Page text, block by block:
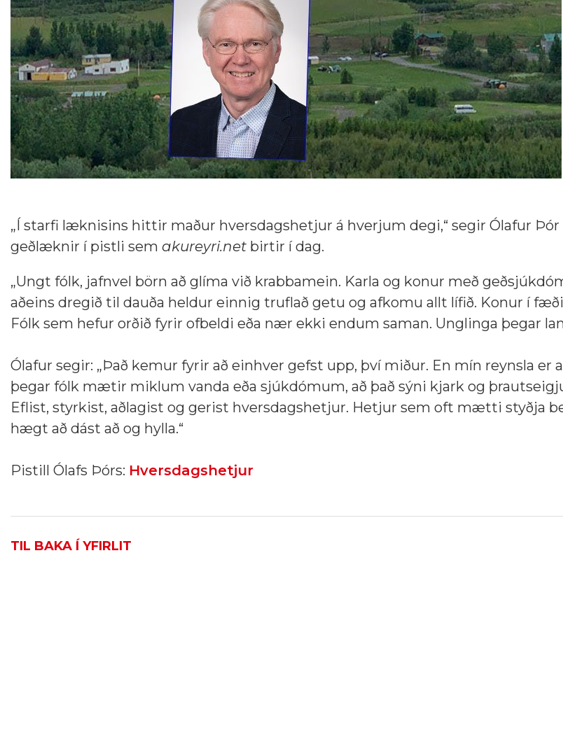
„Í starfi læknisins hittir maður hversdagshetjur á hverjum degi,“ segir Ólafur
geðlæknir í pistli sem akureyri.net birtir í dag.
„Ungt fólk, jafnvel börn að glíma við krabbamein. Karla og konur með
aðeins dregið til dauða heldur einnig truflað getu og afkomu allt lífið. Konur í
Fólk sem hefur orðið fyrir ofbeldi eða nær ekki endum saman. Unglinga þegar
Ólafur segir: „Það kemur fyrir að einhver gefst upp, því miður. En mín reynsla er
þegar fólk mætir miklum vanda eða sjúkdómum, að það sýni kjark og
Eflist, styrkist, aðlagist og gerist hversdagshetjur. Hetjur sem oft mætti styðja
hægt að dást að og hylla.“
Pistill Ólafs Þórs: Hversdagshetjur
TIL BAKA Í YFIRLIT